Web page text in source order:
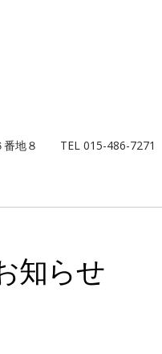
６番地８ TEL 015-486-
知らせ